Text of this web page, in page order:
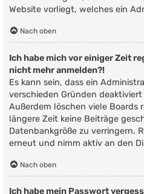
Website vorliegt, welches ein
Nach oben
Ich habe mich vor einiger Zeit
nicht mehr anmelden?!
Es kann sein, dass ein
verschieden Gründen
Außerdem löschen viele Boards
längere Zeit keine Beiträge
Datenbankgröße zu verringern.
erneut und nimm aktiv an den
Nach oben
Ich habe mein Passwort